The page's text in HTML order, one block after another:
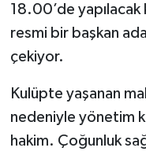
18.00’de
resmi bir başkan
çekiyor.
Kulüpte yaşanan
nedeniyle yönetim
hakim. Çoğunluk